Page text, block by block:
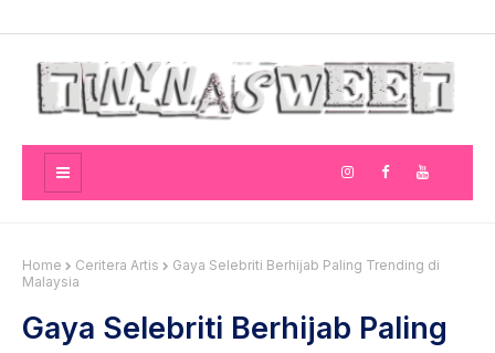
Home Ceritera Artis
Gaya Selebriti Berhijab Paling Trending di
Malaysia
Gaya Selebriti Berhijab Paling